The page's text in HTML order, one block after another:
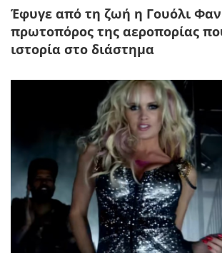
Έφυγε από τη ζωή η Γουόλι
πρωτοπόρος της αεροπορίας
ιστορία στο διάστημα